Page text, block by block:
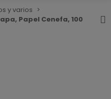
y varios
Papel Cenefa, 100